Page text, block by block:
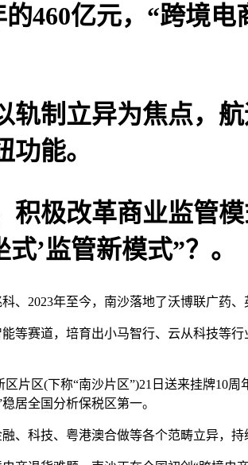
460亿元，“跨境
制立异为焦点，航
能。
极改革商业监管模
’监管新模式”？。
2023年至今，南沙落地了沃博联广药、
赛道，培育出小马智行、云从科技等
区(下称“南沙片区”)21日送来挂牌10周
居全国分析保税区第一。
科技、粤港澳合做等各个范畴立异，持